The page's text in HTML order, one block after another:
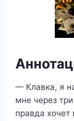
— Клавка, я
мне через
правда хочет